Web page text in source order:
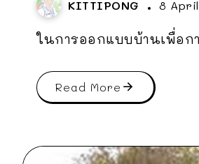
KITTIPONG 8
ในการออกแบบบ้านเพื่อก
Read More